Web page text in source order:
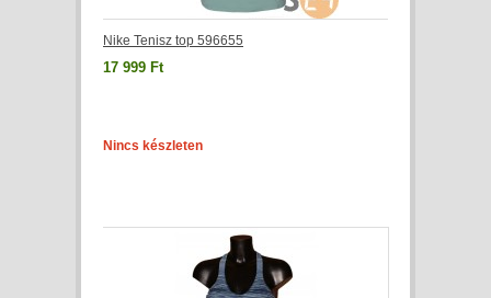
Nike Tenisz top 596655
17 999 Ft
Nincs készleten